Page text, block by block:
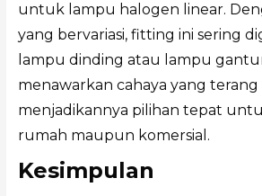
untuk lampu halogen linear.
yang bervariasi, fitting ini sering
lampu dinding atau lampu
menawarkan cahaya yang terang
menjadikannya pilihan tepat
rumah maupun komersial.
Kesimpulan